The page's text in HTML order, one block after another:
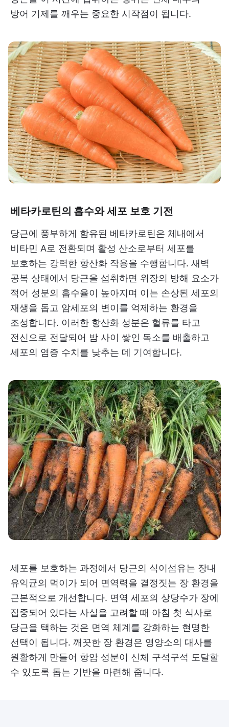
방어 기제를 깨우는 중요한 시작점이 됩니다.
베타카로틴의 흡수와 세포 보호 기전
당근에 풍부하게 함유된 베타카로틴은 체내에서
비타민 A로 전환되며 활성 산소로부터 세포를
보호하는 강력한 항산화 작용을 수행합니다. 새벽
공복 상태에서 당근을 섭취하면 위장의 방해 요소가
적어 성분의 흡수율이 높아지며 이는 손상된 세포의
재생을 돕고 암세포의 변이를 억제하는 환경을
조성합니다. 이러한 항산화 성분은 혈류를 타고
전신으로 전달되어 밤 사이 쌓인 독소를 배출하고
세포의 염증 수치를 낮추는 데 기여합니다.
세포를 보호하는 과정에서 당근의 식이섬유는 장내
유익균의 먹이가 되어 면역력을 결정짓는 장 환경을
근본적으로 개선합니다. 면역 세포의 상당수가 장에
집중되어 있다는 사실을 고려할 때 아침 첫 식사로
당근을 택하는 것은 면역 체계를 강화하는 현명한
선택이 됩니다. 깨끗한 장 환경은 영양소의 대사를
원활하게 만들어 항암 성분이 신체 구석구석 도달할
수 있도록 돕는 기반을 마련해 줍니다.